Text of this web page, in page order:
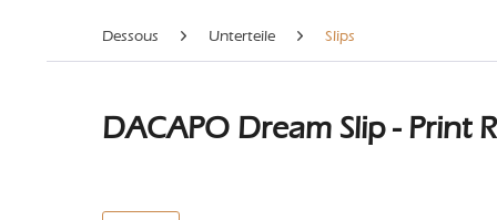
Dessous Unterteile Slips
DACAPO Dream Slip - Print